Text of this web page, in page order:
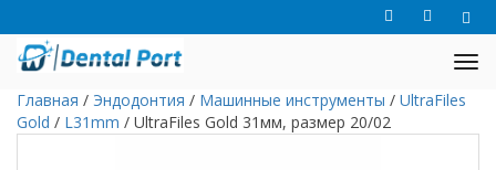
Главная / Эндодонтия / Машинные инструменты / UltraFiles
Gold / L31mm / UltraFiles Gold 31мм, размер 20/02